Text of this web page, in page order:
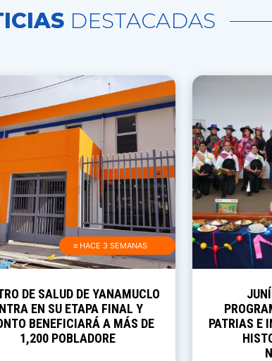
DESTACADAS
≡ HACE 3 SEMANAS
DE SALUD DE YANAMUCLO
EN SU ETAPA FINAL Y
BENEFICIARÁ A MÁS DE
1,200 POBLADORE
PATRIAS E